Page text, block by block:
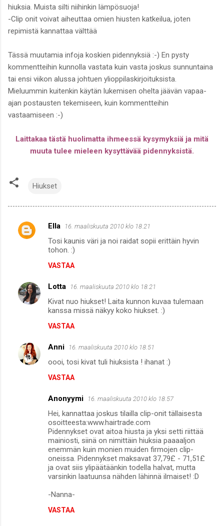
hiuksia. Muista silti niihinkin lämpösuoja!
-Clip onit voivat aiheuttaa omien hiusten katkeilua, joten
repimistä kannattaa välttää
Tässä muutamia infoja koskien pidennyksiä :-) En pysty
kommentteihin kunnolla vastata kuin vasta joskus sunnuntaina
tai ensi viikon alussa johtuen ylioppilaskirjoituksista.
Mieluummin kuitenkin käytän lukemisen ohelta jäävän vapaa-
ajan postausten tekemiseen, kuin kommentteihin
vastaamiseen :-)
Laittakaa tästä huolimatta ihmeessä kysymyksiä ja mitä
muuta tulee mieleen kysyttävää pidennyksistä.
Hiukset
K
e
n
Ella 16. maaliskuuta 2010 klo 18.21
Tosi kaunis väri ja noi raidat sopii erittäin hyvin
tohon. :)
VASTAA
Lotta 16. maaliskuuta 2010 klo 18.21
Kivat nuo hiukset! Laita kunnon kuvaa tulemaan
kanssa missä näkyy koko hiukset. :)
VASTAA
Anni 16. maaliskuuta 2010 klo 18.51
oooi, tosi kivat tuli hiuksista ! ihanat :)
VASTAA
Anonyymi 16. maaliskuuta 2010 klo 18.57
Hei, kannattaa joskus tilailla clip-onit tällaisesta
osoitteesta:www.hairtrade.com
Pidennykset ovat aitoa hiusta ja yksi setti riittää
mainiosti, siinä on nimittäin hiuksia paaaaljon
enemmän kuin monien muiden firmojen clip-
oneissa. Pidennykset maksavat 37,79£ - 71,51£
ja ovat siis ylipäätäänkin todella halvat, mutta
varsinkin laatuunsa nähden lähinnä ilmaiset! :D
-Nanna-
VASTAA